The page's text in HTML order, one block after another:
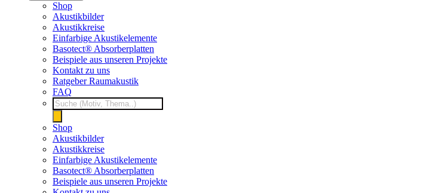
Shop
Akustikbilder
Akustikkreise
Einfarbige Akustikelemente
Basotect® Absorberplatten
Beispiele aus unseren Projekte
Kontakt zu uns
Ratgeber Raumakustik
FAQ
Products
search
Shop
Akustikbilder
Akustikkreise
Einfarbige Akustikelemente
Basotect® Absorberplatten
Beispiele aus unseren Projekte